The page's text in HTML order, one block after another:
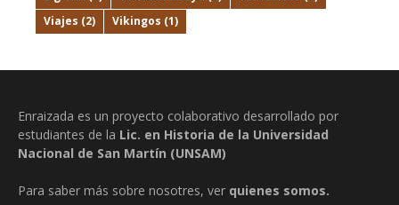
Viajes (2) Vikingos (1)
Enraizada es un proyecto colaborativo desarrollado por
estudiantes de la Lic. en Historia de la Universidad
Nacional de San Martín (UNSAM)
Para saber más sobre nosotres, ver quienes somos.